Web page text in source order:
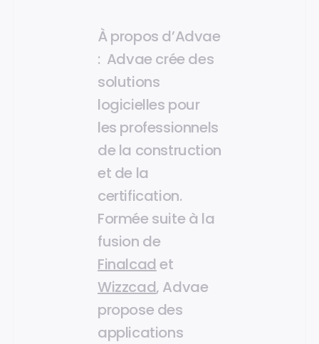
À propos d’Advae
: Advae crée des
solutions
logicielles pour
les professionnels
de la construction
et de la
certification.
Formée suite à la
fusion de
Finalcad et
Wizzcad, Advae
propose des
applications